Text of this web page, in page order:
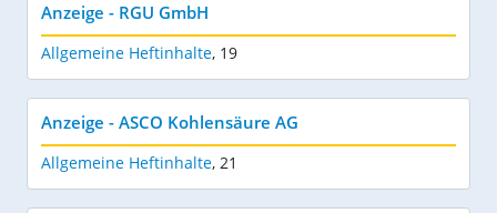
Anzeige - RGU GmbH
Allgemeine Heftinhalte, 19
Anzeige - ASCO Kohlensäure AG
Allgemeine Heftinhalte, 21